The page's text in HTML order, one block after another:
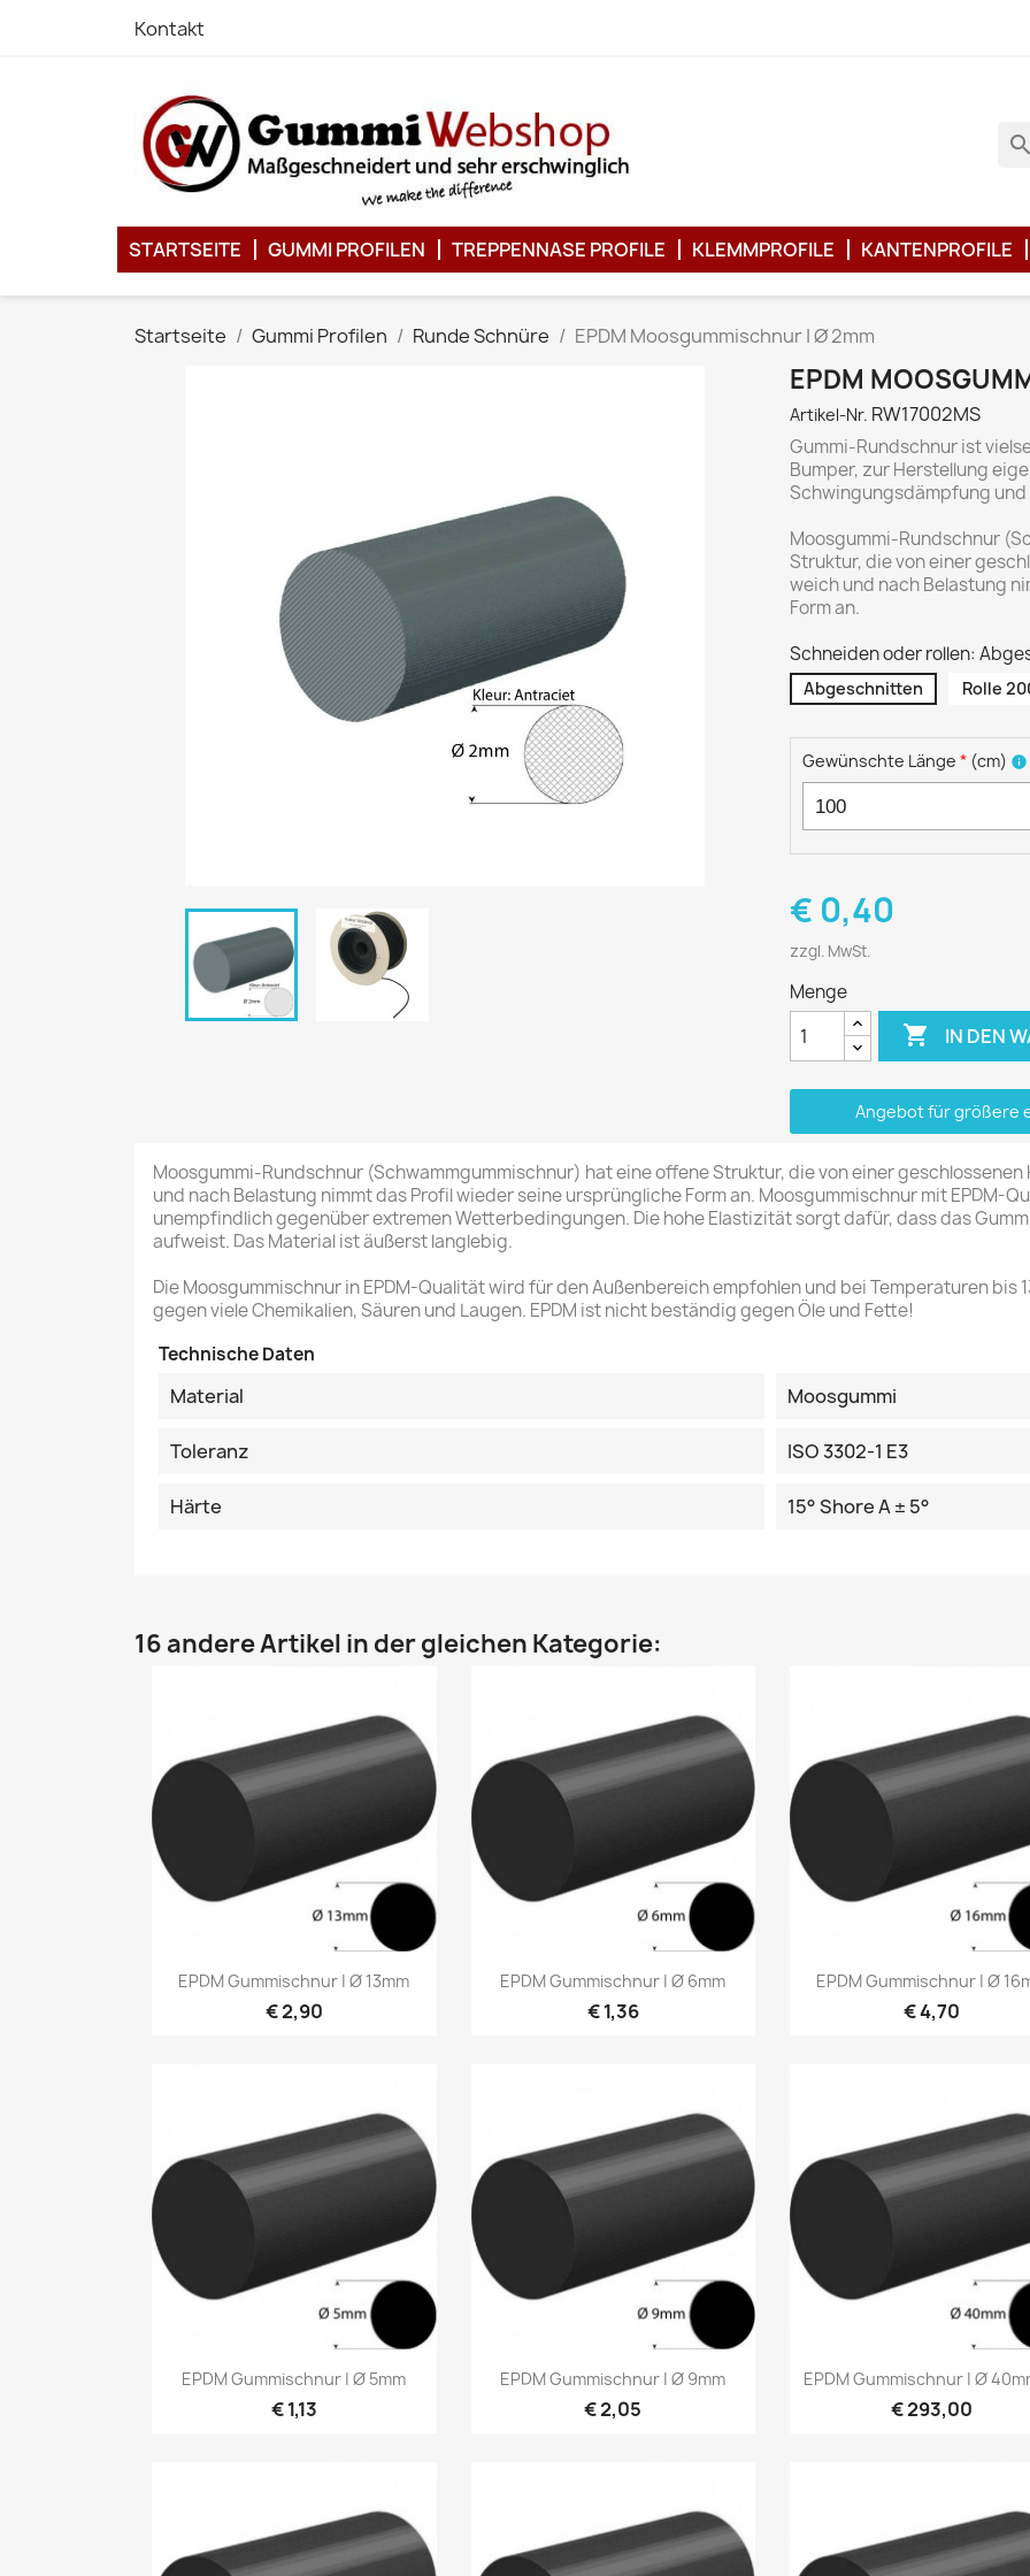
Kontakt
search
STARTSEITE GUMMI PROFILEN TREPPENNASE PROFILE KLEMMPROFILE KANTENPROFILE
Startseite Gummi Profilen Runde Schnüre EPDM Moosgummischnur | Ø 2mm
EPDM
Artikel-Nr. RW17002MS
Gummi-Rundschnur ist
Bumper, zur Herstellung
Schwingungsdämpfung
Moosgummi-Rundschnur
Struktur, die von einer
weich und nach Belastung
Form an.
Schneiden oder rollen:
Abgeschnitten Rolle
Gewünschte Länge * (cm) info
€ 0,40
zzgl. MwSt.
Menge
 IN DEN
Angebot für größere
Moosgummi-Rundschnur (Schwammgummischnur) hat eine offene Struktur, die von einer
und nach Belastung nimmt das Profil wieder seine ursprüngliche Form an. Moosgummischnur mit EPDM-
unempfindlich gegenüber extremen Wetterbedingungen. Die hohe Elastizität sorgt dafür, dass das
aufweist. Das Material ist äußerst langlebig.
Die Moosgummischnur in EPDM-Qualität wird für den Außenbereich empfohlen und bei Temperaturen bis
gegen viele Chemikalien, Säuren und Laugen. EPDM ist nicht beständig gegen Öle und Fette!
Technische Daten
Material Moosgummi
Toleranz ISO 3302-1 E3
Härte 15° Shore A ± 5°
16 andere Artikel in der gleichen Kategorie:
Vorschau
EPDM Gummischnur | Ø 13mm
€ 2,90
Vorschau
EPDM Gummischnur | Ø 6mm
€ 1,36
Vorschau
EPDM Gummischnur | Ø
€ 4,70
Vorschau
EPDM Gummischnur | Ø 5mm
€ 1,13
Vorschau
EPDM Gummischnur | Ø 9mm
€ 2,05
Vorschau
EPDM Gummischnur | Ø
€ 293,00